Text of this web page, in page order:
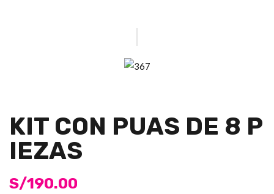
KIT CON PUAS DE 8 P
IEZAS
S/190.00